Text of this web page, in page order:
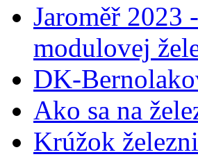
Jaroměř 2023
modulovej
DK-
Ako sa na
Krúžok